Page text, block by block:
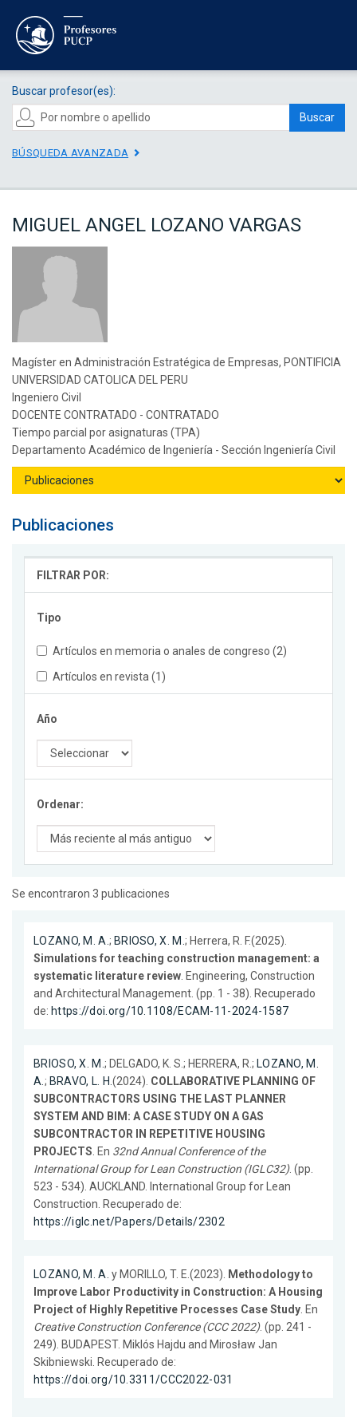
Buscar profesor(es):
Buscar
BÚSQUEDA AVANZADA
MIGUEL ANGEL LOZANO VARGAS
Magíster en Administración Estratégica de Empresas, PONTIFICIA
UNIVERSIDAD CATOLICA DEL PERU
Ingeniero Civil
DOCENTE CONTRATADO - CONTRATADO
Tiempo parcial por asignaturas (TPA)
Departamento Académico de Ingeniería - Sección Ingeniería Civil
Publicaciones
FILTRAR POR:
Tipo
Artículos en memoria o anales de congreso (2)
Artículos en revista (1)
Año
Ordenar:
Se encontraron 3 publicaciones
LOZANO, M. A.; BRIOSO, X. M.; Herrera, R. F.(2025).
Simulations for teaching construction management: a
systematic literature review. Engineering, Construction
and Architectural Management. (pp. 1 - 38). Recuperado
de: https://doi.org/10.1108/ECAM-11-2024-1587
BRIOSO, X. M.; DELGADO, K. S.; HERRERA, R.; LOZANO, M.
A.; BRAVO, L. H.(2024). COLLABORATIVE PLANNING OF
SUBCONTRACTORS USING THE LAST PLANNER
SYSTEM AND BIM: A CASE STUDY ON A GAS
SUBCONTRACTOR IN REPETITIVE HOUSING
PROJECTS. En 32nd Annual Conference of the
International Group for Lean Construction (IGLC32). (pp.
523 - 534). AUCKLAND. International Group for Lean
Construction. Recuperado de:
https://iglc.net/Papers/Details/2302
LOZANO, M. A. y MORILLO, T. E.(2023). Methodology to
Improve Labor Productivity in Construction: A Housing
Project of Highly Repetitive Processes Case Study. En
Creative Construction Conference (CCC 2022). (pp. 241 -
249). BUDAPEST. Miklós Hajdu and Mirosław Jan
Skibniewski. Recuperado de:
https://doi.org/10.3311/CCC2022-031